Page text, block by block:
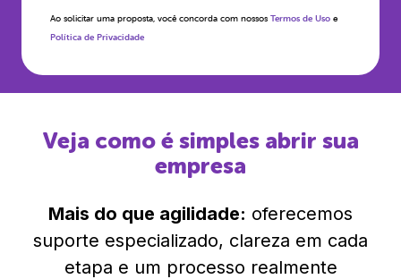
Ao solicitar uma proposta, você concorda com nossos Termos de Uso e
Política de Privacidade
Veja como é simples abrir sua
empresa
Mais do que agilidade: oferecemos
suporte especializado, clareza em cada
etapa e um processo realmente